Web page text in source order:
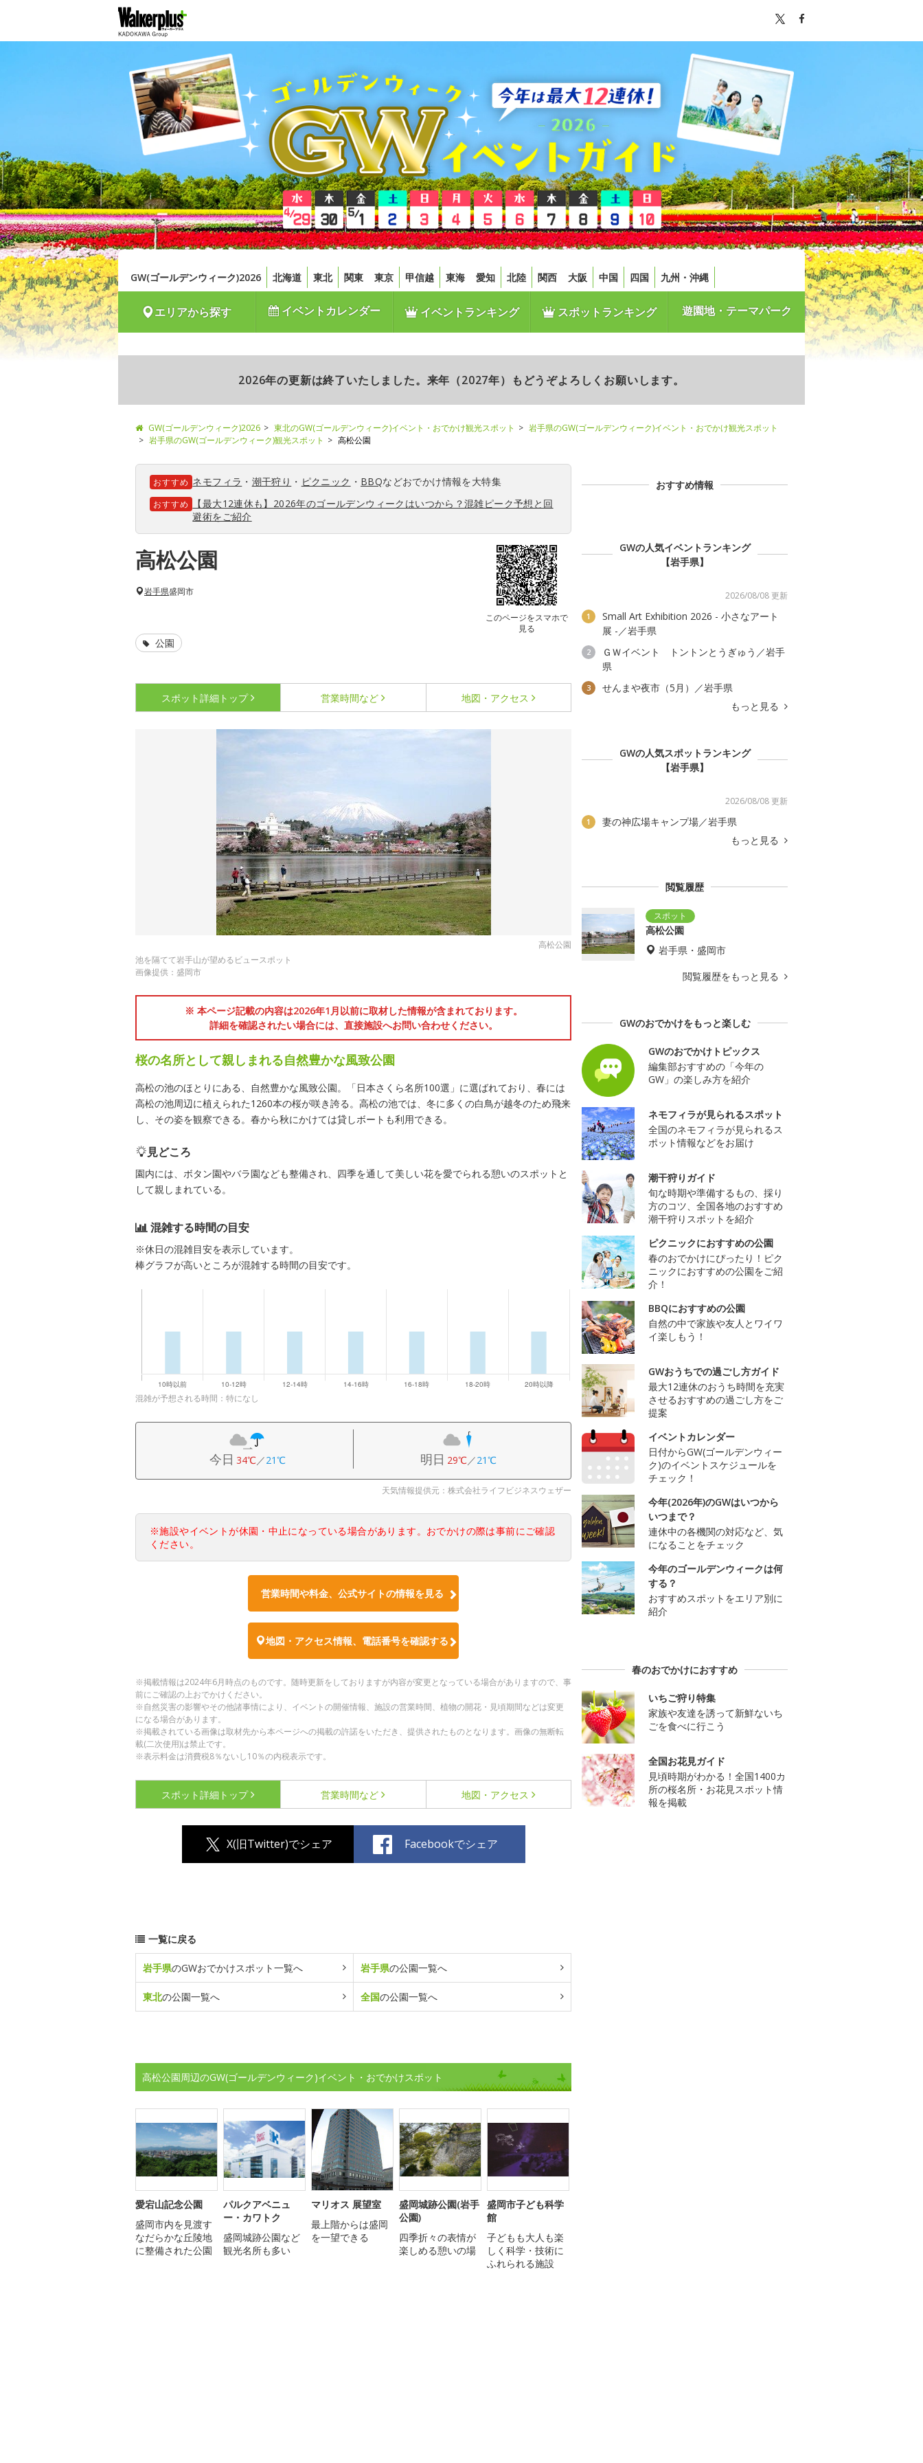
GW(ゴールデンウィーク)2026 北海道 東北 関東 東京 甲信越 東海 愛知 北陸 関西 大阪 中国 四国 九州・沖縄
エリアから探す イベントカレンダー イベントランキング スポットランキング 遊園地・テーマパーク
2026年の更新は終了いたしました。来年（2027年）もどうぞよろしくお願いします。
GW(ゴールデンウィーク)2026 東北のGW(ゴールデンウィーク)イベント・おでかけ観光スポット
岩手県のGW(ゴールデンウィーク)イベント・おでかけ観光スポット
岩手県のGW(ゴールデンウィーク)観光スポット
高松公園
おすすめ ネモフィラ ・ 潮干狩り ・ ピクニック ・ BBQなどおでかけ情報を大特集
おすすめ
【最大12連休も】2026年のゴールデンウィークはいつから？混雑ピーク予想と回
避術をご紹介
高松公園
このページをスマホで
見る
岩手県盛岡市
公園
スポット詳細 トップ 営業時間など 地図・アクセス
高松公園
池を隔てて岩手山が望めるビュースポット
画像提供：盛岡市
※ 本ページ記載の内容は2026年1月以前に取材した情報が含まれております。
詳細を確認されたい場合には、直接施設へお問い合わせください。
桜の名所として親しまれる自然豊かな風致公園
高松の池のほとりにある、自然豊かな風致公園。「日本さくら名所100選」に選ばれており、春には
高松の池周辺に植えられた1260本の桜が咲き誇る。高松の池では、冬に多くの白鳥が越冬のため飛来
し、その姿を観察できる。春から秋にかけては貸しボートも利用できる。
見どころ
園内には、ボタン園やバラ園なども整備され、四季を通して美しい花を愛でられる憩いのスポットと
して親しまれている。
混雑する時間の目安
※休日の混雑目安を表示しています。
棒グラフが高いところが混雑する時間の目安です。
混雑が予想される時間：特になし
今日 34℃／21℃ 明日 29℃／21℃
天気情報提供元：株式会社ライフビジネスウェザー
※施設やイベントが休園・中止になっている場合があります。おでかけの際は事前にご確認
ください。
営業時間や料金、公式サイトの情報を見る
地図・アクセス情報、電話番号を確認する
※掲載情報は2024年6月時点のものです。随時更新をしておりますが内容が変更となっている場合がありますので、事
前にご確認の上おでかけください。
※自然災害の影響やその他諸事情により、イベントの開催情報、施設の営業時間、植物の開花・見頃期間などは変更
になる場合があります。
※掲載されている画像は取材先から本ページへの掲載の許諾をいただき、提供されたものとなります。画像の無断転
載(二次使用)は禁止です。
※表示料金は消費税8％ないし10％の内税表示です。
スポット詳細 トップ 営業時間など 地図・アクセス
X(旧Twitter)でシェア Facebookでシェア
一覧に戻る
岩手県のGWおでかけスポット一覧へ 岩手県の公園一覧へ
東北の公園一覧へ 全国の公園一覧へ
高松公園周辺のGW(ゴールデンウィーク)イベント・おでかけスポット
愛宕山記念公園
盛岡市内を見渡す
なだらかな丘陵地
に整備された公園
パルクアベニュ
ー・カワトク
盛岡城跡公園など
観光名所も多い
マリオス 展望室
最上階からは盛岡
を一望できる
盛岡城跡公園(岩手
公園)
四季折々の表情が
楽しめる憩いの場
盛岡市子ども科学
館
子どもも大人も楽
しく科学・技術に
ふれられる施設
おすすめ情報
GWの人気イベントランキング
【岩手県】
2026/08/08 更新
1
Small Art Exhibition 2026 - 小さなアート
展 -／岩手県
2
ＧＷイベント トントンとうぎゅう／岩手
県
3
せんまや夜市（5月）／岩手県
もっと見る
GWの人気スポットランキング
【岩手県】
2026/08/08 更新
1
妻の神広場キャンプ場／岩手県
もっと見る
閲覧履歴
高松公園
岩手県・盛岡市
閲覧履歴をもっと見る
GWのおでかけをもっと楽しむ
GWのおでかけトピックス
編集部おすすめの「今年の
GW」の楽しみ方を紹介
ネモフィラが見られるスポット
全国のネモフィラが見られるス
ポット情報などをお届け
潮干狩りガイド
旬な時期や準備するもの、採り
方のコツ、全国各地のおすすめ
潮干狩りスポットを紹介
ピクニックにおすすめの公園
春のおでかけにぴったり！ピク
ニックにおすすめの公園をご紹
介！
BBQにおすすめの公園
自然の中で家族や友人とワイワ
イ楽しもう！
GWおうちでの過ごし方ガイド
最大12連休のおうち時間を充実
させるおすすめの過ごし方をご
提案
イベントカレンダー
日付からGW(ゴールデンウィー
ク)のイベントスケジュールを
チェック！
今年(2026年)のGWはいつから
いつまで？
連休中の各機関の対応など、気
になることをチェック
今年のゴールデンウィークは何
する？
おすすめスポットをエリア別に
紹介
春のおでかけにおすすめ
いちご狩り特集
家族や友達を誘って新鮮ないち
ごを食べに行こう
全国お花見ガイド
見頃時期がわかる！全国1400カ
所の桜名所・お花見スポット情
報を掲載